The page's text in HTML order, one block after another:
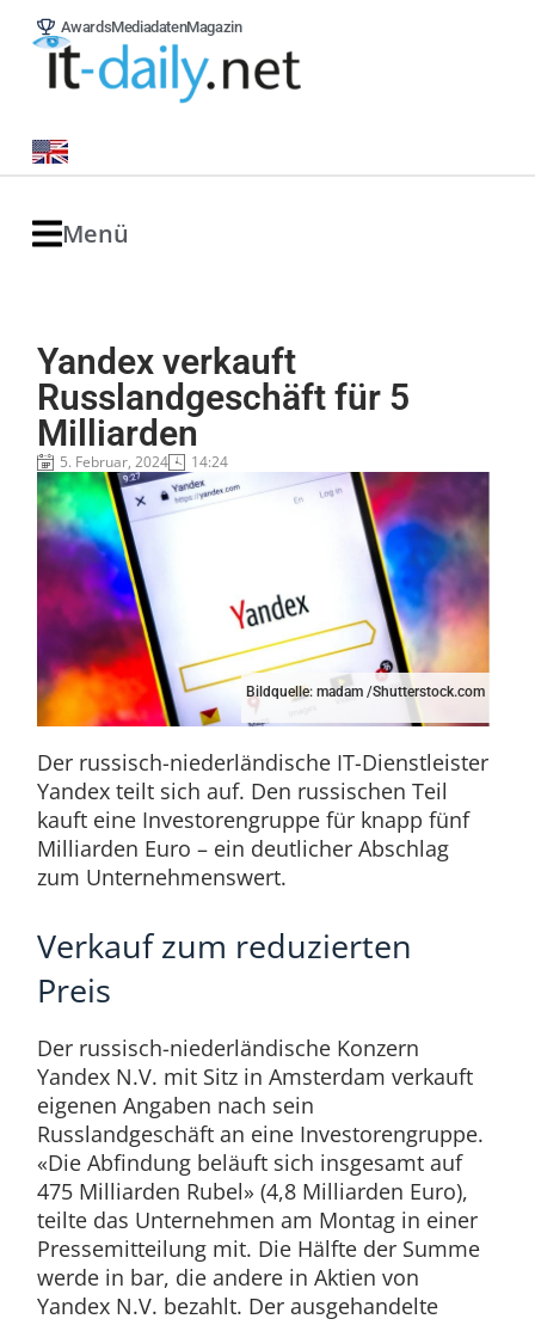
AwardsMediadatenMagazin
Menü
Yandex verkauft
Russlandgeschäft für 5
Milliarden
5. Februar, 2024 14:24
Bildquelle: madam /Shutterstock.com
Der russisch-niederländische IT-Dienstleister
Yandex teilt sich auf. Den russischen Teil
kauft eine Investorengruppe für knapp fünf
Milliarden Euro – ein deutlicher Abschlag
zum Unternehmenswert.
Verkauf zum reduzierten
Preis
Der russisch-niederländische Konzern
Yandex N.V. mit Sitz in Amsterdam verkauft
eigenen Angaben nach sein
Russlandgeschäft an eine Investorengruppe.
«Die Abfindung beläuft sich insgesamt auf
475 Milliarden Rubel» (4,8 Milliarden Euro),
teilte das Unternehmen am Montag in einer
Pressemitteilung mit. Die Hälfte der Summe
werde in bar, die andere in Aktien von
Yandex N.V. bezahlt. Der ausgehandelte